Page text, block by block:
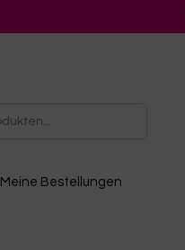
Meine Bestellungen